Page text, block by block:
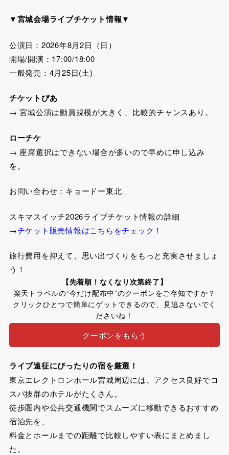
▼宮城会場ライブチケット情報▼
公演日：2026年8月2日（日）
開場/開演：17:00/18:00
一般発売：4月25日(土)
チケットぴあ
→ 宮城公演は動員規模が大きく、比較的チャンスあり。
ローチケ
→ 座席選択はできない場合が多いので早めに申し込み
を。
お問い合わせ：キョードー東北
スキマスイッチ2026ライブチケット情報の詳細
→チケット販売情報はこちらをチェック！
旅行費用を抑えて、思い出づくりをもっと充実させましょ
う！
【先着順！なくなり次第終了】
楽天トラベルの“今だけ配布中”のクーポンをご存知ですか？
クリックひとつで簡単にゲットできるので、見逃さないでく
ださいね！
クーポンをもらう
ライブ遠征にぴったりの宿を厳選！
東京エレクトロンホール宮城周辺には、アクセス良好でコ
スパ抜群のホテルがたくさん。
徒歩圏内や公共交通機関でスムーズに移動できるおすすめ
宿泊先を、
料金とホールまでの距離で比較しやすい表にまとめまし
た。